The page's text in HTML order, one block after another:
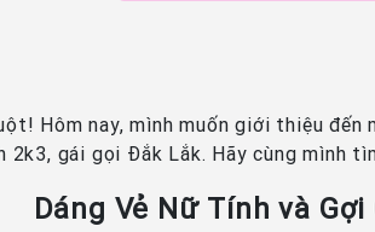
Hôm nay, mình muốn giới thiệu
2k3, gái gọi Đắk Lắk. Hãy cùng mình
Dáng Vẻ Nữ Tính và Gợi